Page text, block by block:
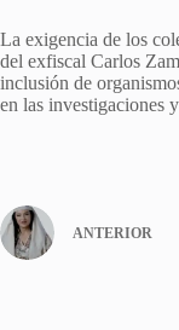
La exigencia de los
del exfiscal Carlos
inclusión de
en las investigaciones
ANTERIOR